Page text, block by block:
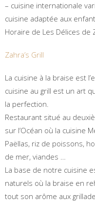
– cuisine internationale
cuisine adaptée aux
Horaire de Les Délices
Zahra’s Grill
La cuisine à la braise est
cuisine au grill est un art
la perfection.
Restaurant situé au
sur l’Océan où la cuisine
Paëllas, riz de poissons,
de mer, viandes …
La base de notre cuisine
naturels où la braise en
tout son arôme aux